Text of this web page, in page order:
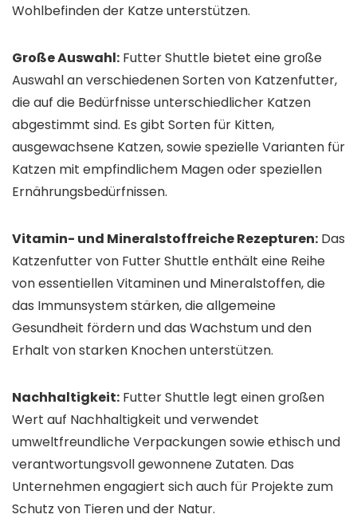
Wohlbefinden der Katze unterstützen.
Große Auswahl: Futter Shuttle bietet eine große
Auswahl an verschiedenen Sorten von Katzenfutter,
die auf die Bedürfnisse unterschiedlicher Katzen
abgestimmt sind. Es gibt Sorten für Kitten,
ausgewachsene Katzen, sowie spezielle Varianten für
Katzen mit empfindlichem Magen oder speziellen
Ernährungsbedürfnissen.
Vitamin- und Mineralstoffreiche Rezepturen: Das
Katzenfutter von Futter Shuttle enthält eine Reihe
von essentiellen Vitaminen und Mineralstoffen, die
das Immunsystem stärken, die allgemeine
Gesundheit fördern und das Wachstum und den
Erhalt von starken Knochen unterstützen.
Nachhaltigkeit: Futter Shuttle legt einen großen
Wert auf Nachhaltigkeit und verwendet
umweltfreundliche Verpackungen sowie ethisch und
verantwortungsvoll gewonnene Zutaten. Das
Unternehmen engagiert sich auch für Projekte zum
Schutz von Tieren und der Natur.